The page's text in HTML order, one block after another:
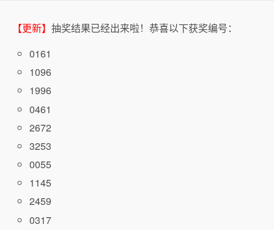
【更新】 抽奖结果已经出来啦！恭喜以下获奖编号：
0161
1096
1996
0461
2672
3253
0055
1145
2459
0317